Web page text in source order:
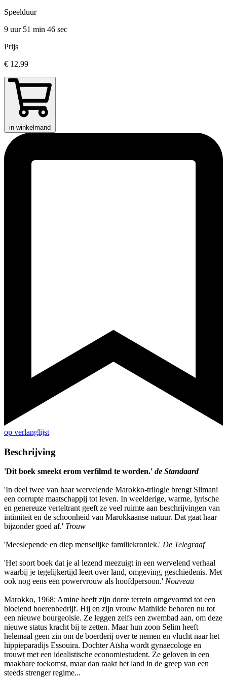
Speelduur
9 uur 51 min 46 sec
Prijs
€ 12,99
in winkelmand
op verlanglijst
Beschrijving
'Dit boek smeekt erom verfilmd te worden.' de Standaard
'In deel twee van haar wervelende Marokko-trilogie brengt Slimani
een corrupte maatschappij tot leven. In weelderige, warme, lyrische
en genereuze verteltrant geeft ze veel ruimte aan beschrijvingen van
intimiteit en de schoonheid van Marokkaanse natuur. Dat gaat haar
bijzonder goed af.' Trouw
'Meeslepende en diep menselijke familiekroniek.' De Telegraaf
'Het soort boek dat je al lezend meezuigt in een wervelend verhaal
waarbij je tegelijkertijd leert over land, omgeving, geschiedenis. Met
ook nog eens een powervrouw als hoofdpersoon.' Nouveau
Marokko, 1968: Amine heeft zijn dorre terrein omgevormd tot een
bloeiend boerenbedrijf. Hij en zijn vrouw Mathilde behoren nu tot
een nieuwe bourgeoisie. Ze leggen zelfs een zwembad aan, om deze
nieuwe status kracht bij te zetten. Maar hun zoon Selim heeft
helemaal geen zin om de boerderij over te nemen en vlucht naar het
hippieparadijs Essouira. Dochter Aïsha wordt gynaecologe en
trouwt met een idealistische economiestudent. Ze geloven in een
maakbare toekomst, maar dan raakt het land in de greep van een
steeds strenger regime...